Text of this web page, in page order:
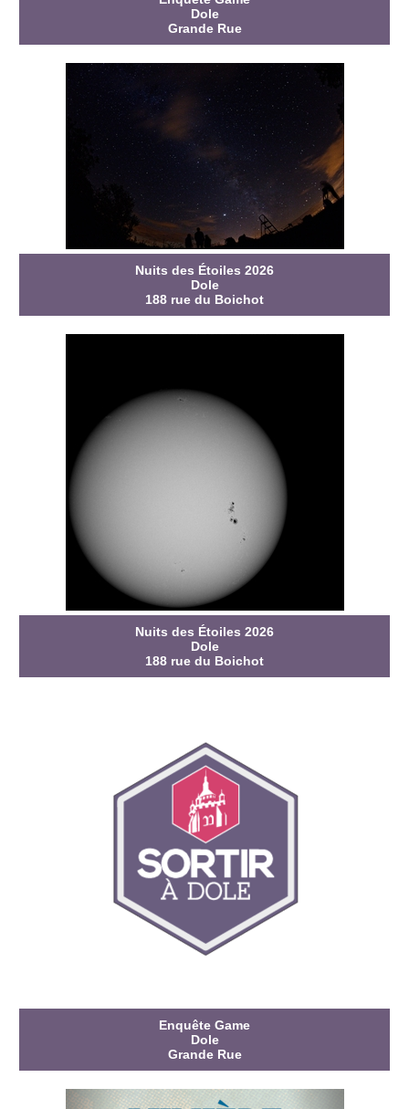
Dole
Grande Rue
Nuits des Étoiles 2026
Dole
188 rue du Boichot
Nuits des Étoiles 2026
Dole
188 rue du Boichot
Enquête Game
Dole
Grande Rue